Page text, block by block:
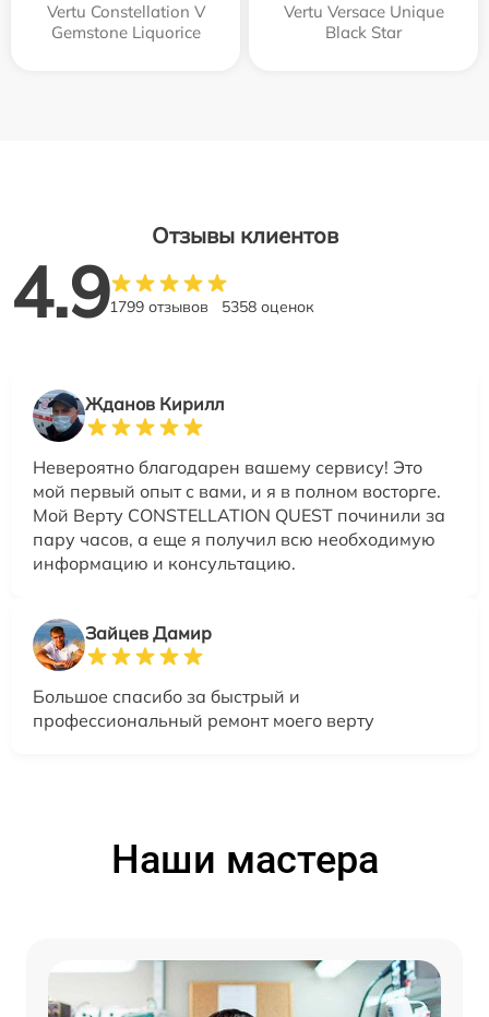
Vertu Constellation V
Gemstone Liquorice
Vertu Versace Unique
Black Star
Отзывы клиентов
4.91799 отзывов 5358 оценок
Жданов Кирилл
Невероятно благодарен вашему сервису! Это
мой первый опыт с вами, и я в полном восторге.
Мой Верту CONSTELLATION QUEST починили за
пару часов, а еще я получил всю необходимую
информацию и консультацию.
Зайцев Дамир
Большое спасибо за быстрый и
профессиональный ремонт моего верту
Наши мастера